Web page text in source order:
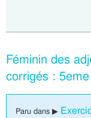
Féminin des
corrigés :
Paru dans ▶